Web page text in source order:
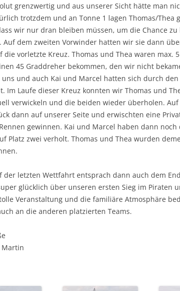
grenzwertig und aus unserer Sicht hätte man
trotzdem und an Tonne 1 lagen Thomas/Thea
wir nur dran bleiben müssen, um die Chance
Auf dem zweiten Vorwinder hatten wir sie dann
die vorletzte Kreuz. Thomas und Thea waren max.
45 Graddreher bekommen, den wir nicht
und auch Kai und Marcel hatten sich durch den
Im Laufe dieser Kreuz konnten wir Thomas und
verwickeln und die beiden wieder überholen.
dann auf unserer Seite und erwischten eine
gewinnen. Kai und Marcel haben dann noch
Platz zwei verholt. Thomas und Thea wurden
der letzten Wettfahrt entsprach dann auch dem
glücklich über unseren ersten Sieg im Piraten
Veranstaltung und die familiäre Atmosphäre
an die anderen platzierten Teams.
Martin